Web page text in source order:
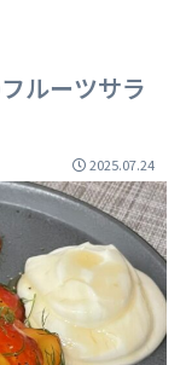
ルーツサラ
2025.07.24